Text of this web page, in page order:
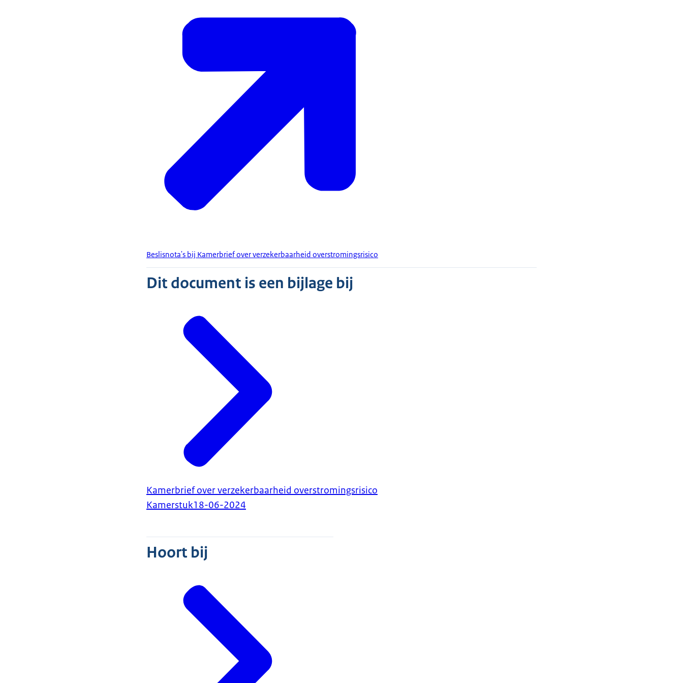
Beslisnota's bij Kamerbrief over verzekerbaarheid overstromingsrisico
Dit document is een bijlage bij
Kamerbrief over verzekerbaarheid overstromingsrisico
Kamerstuk18-06-2024
Hoort bij